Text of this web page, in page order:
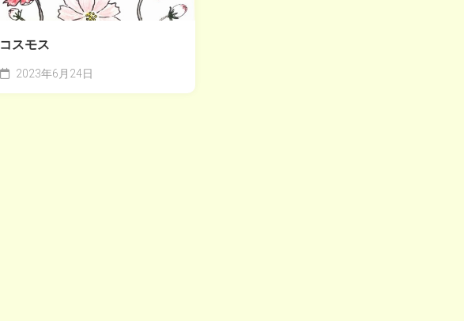
コスモス
2023年6月24日